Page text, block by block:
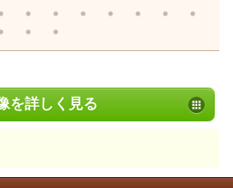
を詳しく見る